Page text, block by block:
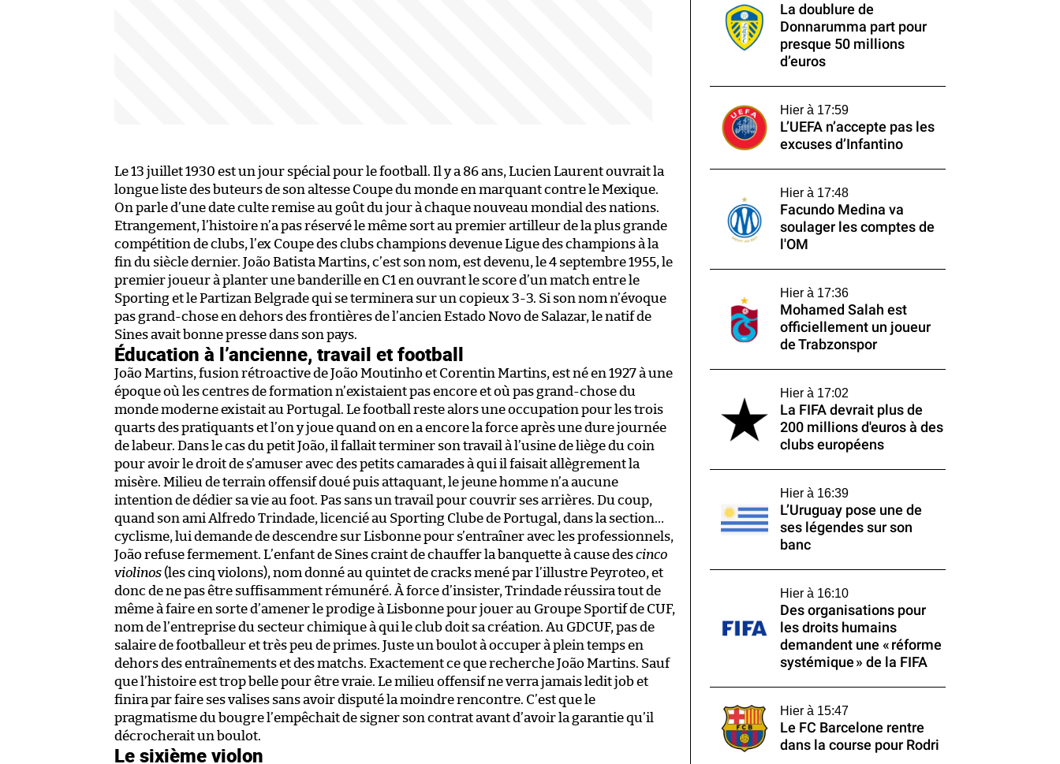
Le 13 juillet 1930 est un jour spécial pour le football. Il y a 86 ans, Lucien Laurent ouvrait la
longue liste des buteurs de son altesse Coupe du monde en marquant contre le Mexique.
On parle d’une date culte remise au goût du jour à chaque nouveau mondial des nations.
Etrangement, l’histoire n’a pas réservé le même sort au premier artilleur de la plus grande
compétition de clubs, l’ex Coupe des clubs champions devenue Ligue des champions à la
fin du siècle dernier. João Batista Martins, c’est son nom, est devenu, le 4 septembre 1955, le
premier joueur à planter une banderille en C1 en ouvrant le score d’un match entre le
Sporting et le Partizan Belgrade qui se terminera sur un copieux 3-3. Si son nom n’évoque
pas grand-chose en dehors des frontières de l’ancien Estado Novo de Salazar, le natif de
Sines avait bonne presse dans son pays.
Éducation à l’ancienne, travail et football
João Martins, fusion rétroactive de João Moutinho et Corentin Martins, est né en 1927 à une
époque où les centres de formation n’existaient pas encore et où pas grand-chose du
monde moderne existait au Portugal. Le football reste alors une occupation pour les trois
quarts des pratiquants et l’on y joue quand on en a encore la force après une dure journée
de labeur. Dans le cas du petit João, il fallait terminer son travail à l’usine de liège du coin
pour avoir le droit de s’amuser avec des petits camarades à qui il faisait allègrement la
misère. Milieu de terrain offensif doué puis attaquant, le jeune homme n’a aucune
intention de dédier sa vie au foot. Pas sans un travail pour couvrir ses arrières. Du coup,
quand son ami Alfredo Trindade, licencié au Sporting Clube de Portugal, dans la section…
cyclisme, lui demande de descendre sur Lisbonne pour s’entraîner avec les professionnels,
João refuse fermement. L’enfant de Sines craint de chauffer la banquette à cause descinco
violinos(les cinq violons), nom donné au quintet de cracks mené par l’illustre Peyroteo, et
donc de ne pas être suffisamment rémunéré. À force d’insister, Trindade réussira tout de
même à faire en sorte d’amener le prodige à Lisbonne pour jouer au Groupe Sportif de CUF,
nom de l’entreprise du secteur chimique à qui le club doit sa création. Au GDCUF, pas de
salaire de footballeur et très peu de primes. Juste un boulot à occuper à plein temps en
dehors des entraînements et des matchs. Exactement ce que recherche João Martins. Sauf
que l’histoire est trop belle pour être vraie. Le milieu offensif ne verra jamais ledit job et
finira par faire ses valises sans avoir disputé la moindre rencontre. C’est que le
pragmatisme du bougre l’empêchait de signer son contrat avant d’avoir la garantie qu’il
décrocherait un boulot.
Le sixième violon
La doublure de
Donnarumma part pour
presque 50 millions
d’euros
Hier à 17:59
L’UEFA n’accepte pas les
excuses d’Infantino
Hier à 17:48
Facundo Medina va
soulager les comptes de
l'OM
Hier à 17:36
Mohamed Salah est
officiellement un joueur
de Trabzonspor
Hier à 17:02
La FIFA devrait plus de
200 millions d'euros à des
clubs européens
Hier à 16:39
L’Uruguay pose une de
ses légendes sur son
banc
Hier à 16:10
Des organisations pour
les droits humains
demandent une « réforme
systémique » de la FIFA
Hier à 15:47
Le FC Barcelone rentre
dans la course pour Rodri